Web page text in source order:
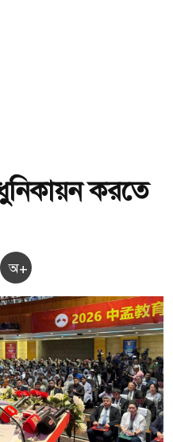
করতে
অ+